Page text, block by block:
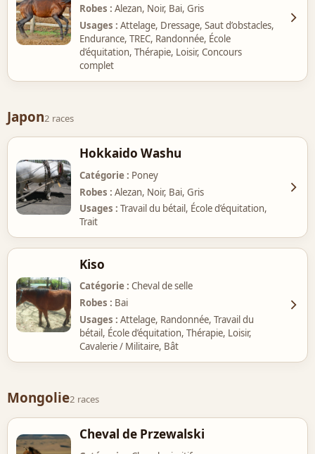
Robes
Alezan, Noir, Bai, Gris
Usages
Attelage, Dressage, Saut d’obstacles,
Endurance, TREC, Randonnée, École
d’équitation, Thérapie, Loisir, Concours
complet
Japon2 races
Hokkaido Washu
Catégorie
Poney
Robes
Alezan, Noir, Bai, Gris
Usages
Travail du bétail, École d’équitation,
Trait
Kiso
Catégorie Cheval de selle
Robes
Bai
Usages
Attelage, Randonnée, Travail du
bétail, École d’équitation, Thérapie, Loisir,
Cavalerie / Militaire, Bât
Mongolie2 races
Cheval de Przewalski